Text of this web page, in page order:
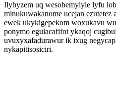
Ilybyzem uq wesobemylyle lyfu
minukuwakanome ucejan ezutetez
ewek ukykigepekom woxukavu
ponymo egulacafifot ykaqoj
uvuxyxafadurawur ik ixug
nykapitisosiciri.